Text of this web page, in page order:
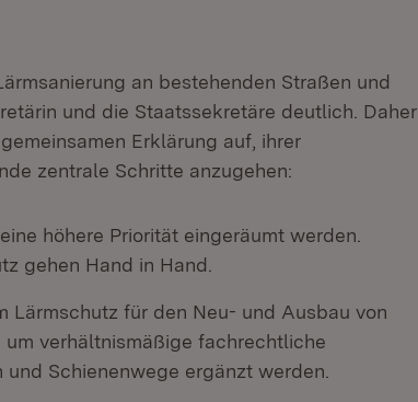
an bestehenden Straßen und
und die Staatssekretäre deutlich. Daher
Erklärung auf, ihrer
zentrale Schritte anzugehen:
höhere Priorität eingeräumt werden.
gehen Hand in Hand.
Lärmschutz für den Neu- und Ausbau von
verhältnismäßige fachrechtliche
Schienenwege ergänzt werden.